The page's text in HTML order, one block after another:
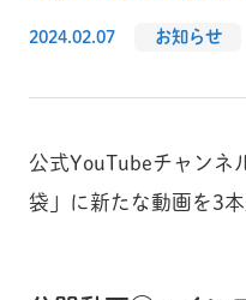
2024.02.07 お知らせ
公式YouTubeチャンネ
袋」に新たな動画を3本